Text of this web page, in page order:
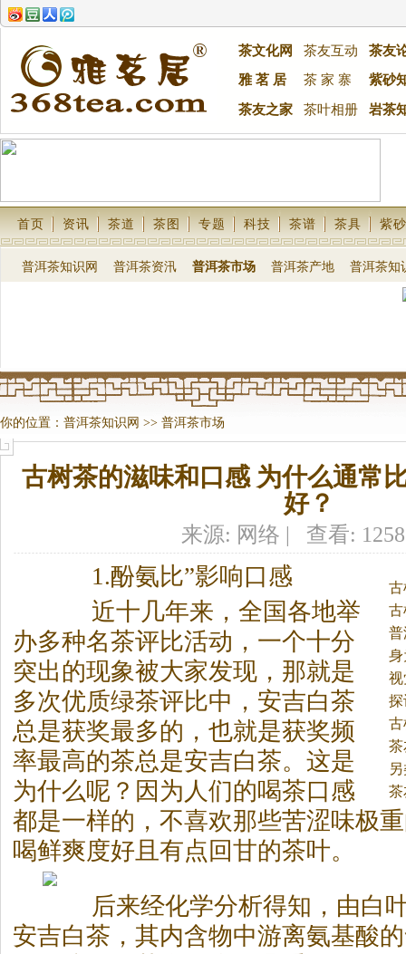
茶文化网 茶友互动
茶友
雅 茗 居
茶 家 寨 紫砂
茶友之家 茶叶相册 岩茶
首页 资讯 茶道 茶图 专题 科技 茶谱 茶具 紫砂
普洱茶知识网 普洱茶资汛 普洱茶市场 普洱茶产地 普洱茶知
你的位置： 普洱茶知识网 >> 普洱茶市场
古树茶的滋味和口感 为什么通常
好？
来源: 网络 | 查看:
老
不
1.酚氨比”影响口感
近十几年来，全国各地举
办多种名茶评比活动，一个十分
突出的现象被大家发现，那就是
多次优质绿茶评比中，安吉白茶
总是获奖最多的，也就是获奖频
率最高的茶总是安吉白茶。 这是
为什么呢？因为人们的喝茶口感
都是一样的，不喜欢那些苦涩味极
喝鲜爽度好且有点回甘的茶叶。
后来经化学分析得知，由白叶
安吉白茶，其内含物中游离氨基酸